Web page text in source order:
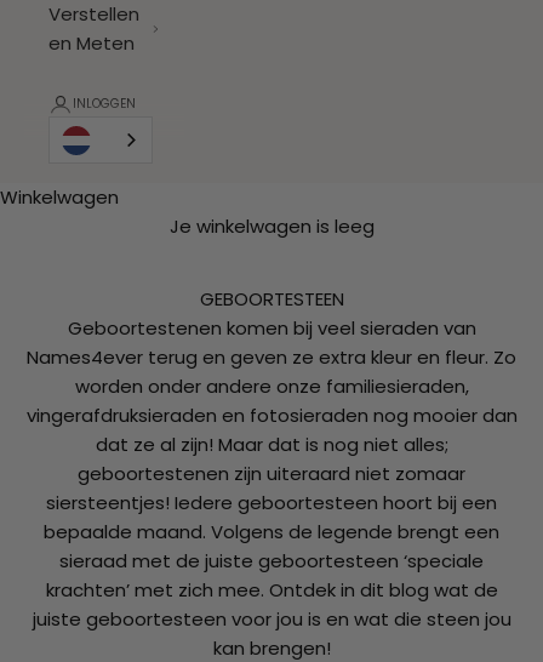
Verstellen
en Meten
INLOGGEN
Winkelwagen
Je winkelwagen is leeg
GEBOORTESTEEN
Geboortestenen komen bij veel sieraden van
Names4ever terug en geven ze extra kleur en fleur. Zo
worden onder andere onze familiesieraden,
vingerafdruksieraden en fotosieraden nog mooier dan
dat ze al zijn! Maar dat is nog niet alles;
geboortestenen zijn uiteraard niet zomaar
siersteentjes! Iedere geboortesteen hoort bij een
bepaalde maand. Volgens de legende brengt een
sieraad met de juiste geboortesteen ‘speciale
krachten’ met zich mee. Ontdek in dit blog wat de
juiste geboortesteen voor jou is en wat die steen jou
kan brengen!